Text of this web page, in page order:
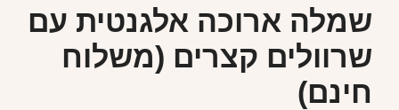
שמלה ארוכה אלגנטית עם
שרוולים קצרים (משלוח
חינם)